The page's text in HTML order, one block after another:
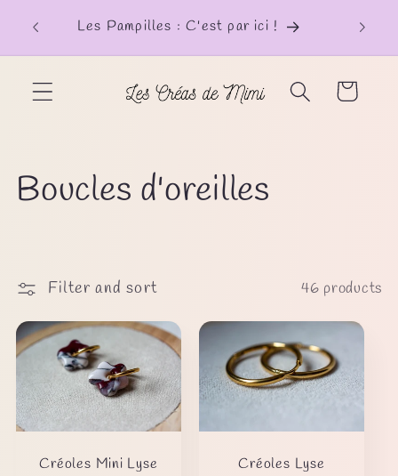
Skip to
contentLes Pampilles : C'est par ici !
Cart
C
l
l
e
c
Boucles d'oreilles
Filter and sort 46 products
Créoles Mini Lyse Créoles Lyse